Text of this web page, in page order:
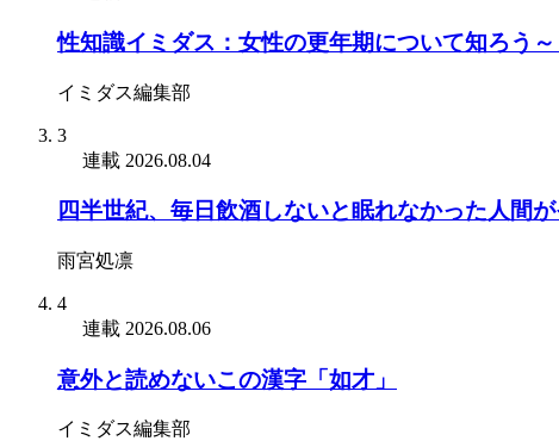
性知識イミダス：女性の更年期について知ろう
イミダス編集部
3
連載 2026.08.04
四半世紀、毎日飲酒しないと眠れなかった人間
雨宮処凛
4
連載 2026.08.06
意外と読めないこの漢字「如才」
イミダス編集部